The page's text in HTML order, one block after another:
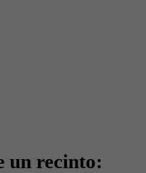
un recinto: